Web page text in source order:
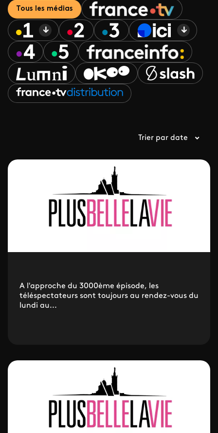
Tous les médias
Trier par date
A l'approche du 3000ème épisode, les
téléspectateurs sont toujours au rendez-vous du
lundi au...